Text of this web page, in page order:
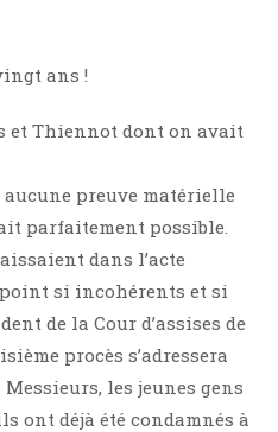
ans !
et Thiennot dont on avait
preuve matérielle
parfaitement possible.
dans l’acte
si incohérents et si
de la Cour d’assises de
procès s’adressera
Messieurs, les jeunes gens
ont déjà été condamnés à